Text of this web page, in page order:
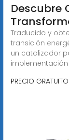
Descubre
Traducido y
transición
un catalizador
PRECIO GRATUITO